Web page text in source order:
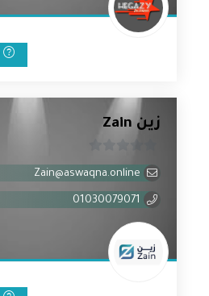
زين Zain
0
من
5
Zain@aswaqna.online